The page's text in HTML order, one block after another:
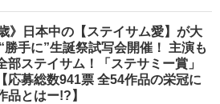
》日本中の【ステイサム愛】が大
勝手に”生誕祭試写会開催！ 主演も
部ステイサム！「ステサミー賞」
応募総数941票 全54作品の栄冠に
品とはー!?】